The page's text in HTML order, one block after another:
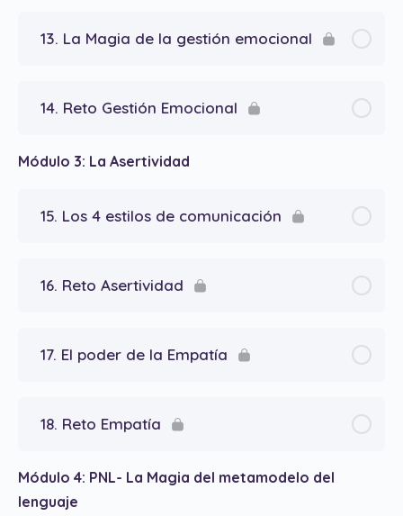
13. La Magia de la gestión emocional
14. Reto Gestión Emocional
Módulo 3: La Asertividad
15. Los 4 estilos de comunicación
16. Reto Asertividad
17. El poder de la Empatía
18. Reto Empatía
Módulo 4: PNL- La Magia del metamodelo del
lenguaje